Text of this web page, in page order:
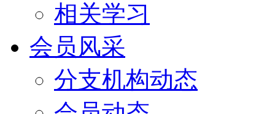
相关学习
会员风采
分支机构动态